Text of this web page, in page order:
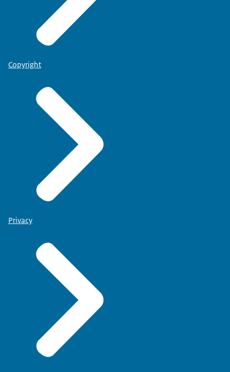
Copyright
Privacy